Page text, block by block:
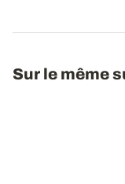
Sur le même